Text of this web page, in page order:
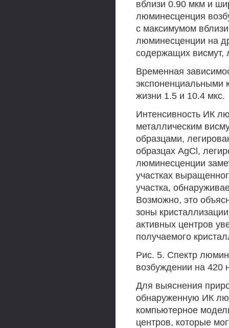
вблизи 0.90 мкм и
люминесценция
с максимумом
люминесценции на
содержащих висмут,
Временная
экспоненциальными
жизни 1.5 и 10.4 мкс.
Интенсивность ИК
металлическим
образцами,
образцах AgCl,
люминесценции
участках
участка,
Возможно, это
зоны
активных центров
получаемого
Рис. 5. Спектр
возбуждении на 420
Для выяснения
обнаруженную ИК
компьютерное
центров, которые